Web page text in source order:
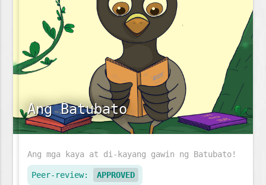
Ang Batubato
Ang mga kaya at di-kayang gawin ng Batubato!
Peer-review: APPROVED